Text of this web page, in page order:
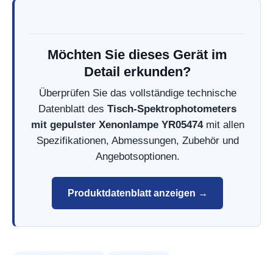
Möchten Sie dieses Gerät im
Detail erkunden?
Überprüfen Sie das vollständige technische
Datenblatt des Tisch-Spektrophotometers
mit gepulster Xenonlampe YR05474mit allen
Spezifikationen, Abmessungen, Zubehör und
Angebotsoptionen.
Produktdatenblatt anzeigen →